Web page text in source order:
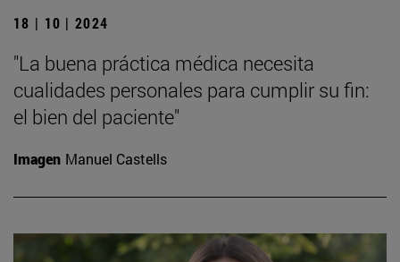
18 | 10 | 2024
"La buena práctica médica necesita
cualidades personales para cumplir su fin:
el bien del paciente"
Imagen Manuel Castells